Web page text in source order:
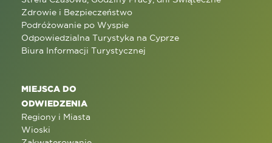
Zdrowie i Bezpieczeństwo
Podróżowanie po Wyspie
Odpowiedzialna Turystyka na Cyprze
Biura Informacji Turystycznej
MIEJSCA DO
ODWIEDZENIA
Regiony i Miasta
Wioski